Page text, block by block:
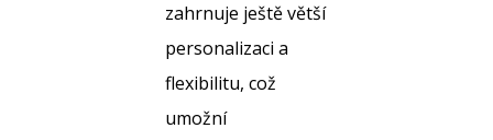
zahrnuje ještě větší
personalizaci a
flexibilitu, což
umožní